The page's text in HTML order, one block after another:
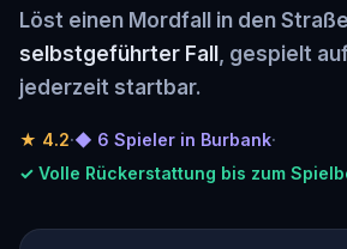
Löst einen Mordfall in den
selbstgeführter Fall , gespielt
jederzeit startbar.
★ 4.2·◆ 6 Spieler in Burbank·
✓ Volle Rückerstattung bis zum